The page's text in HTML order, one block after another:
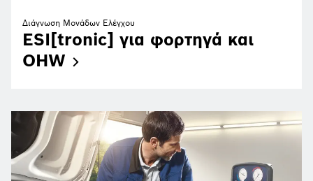
Διάγνωση Μονάδων Ελέγχου
ESI[tronic] για φορτηγά και
OHW